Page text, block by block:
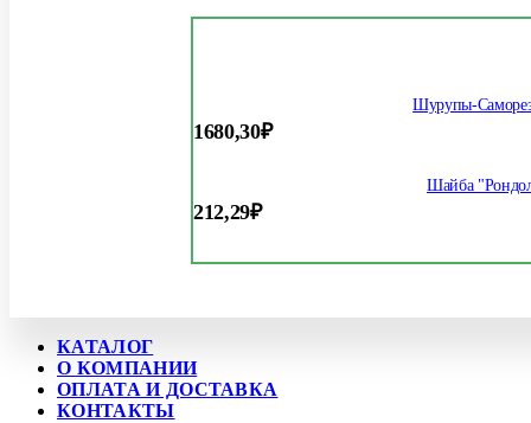
Шурупы-
1680,30₽
Шайба
212,29₽
КАТАЛОГ
О КОМПАНИИ
ОПЛАТА И ДОСТАВКА
КОНТАКТЫ